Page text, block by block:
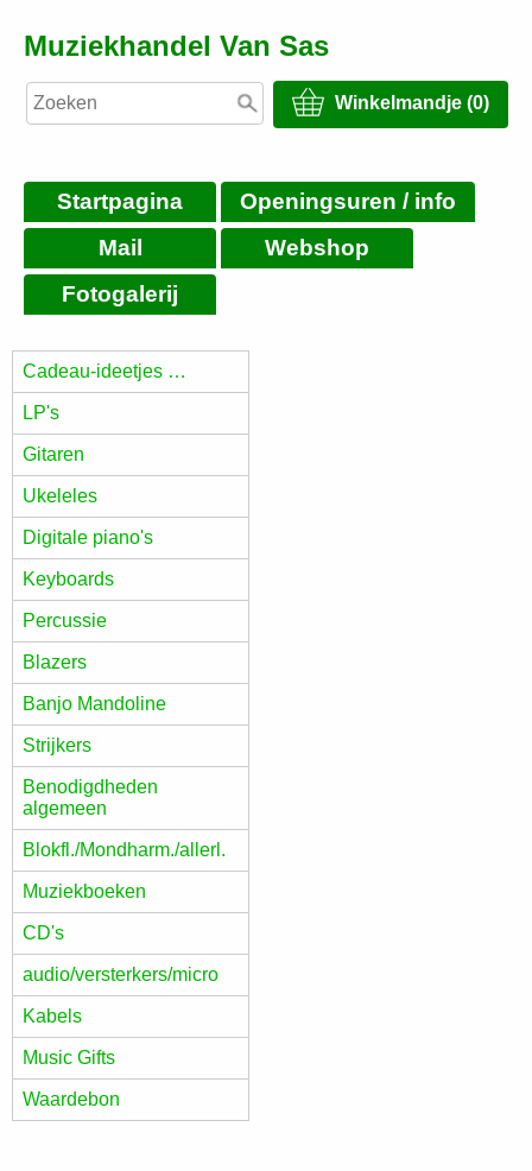
Muziekhandel Van Sas
Winkelmandje (0)
Startpagina
Openingsuren / info
Mail
Webshop
Fotogalerij
Cadeau-ideetjes …
LP's
Gitaren
Ukeleles
Digitale piano's
Keyboards
Percussie
Blazers
Banjo Mandoline
Strijkers
Benodigdheden
algemeen
Blokfl./Mondharm./allerl.
Muziekboeken
CD's
audio/versterkers/micro
Kabels
Music Gifts
Waardebon